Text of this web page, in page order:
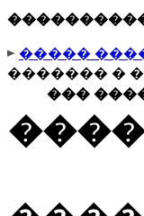
�����
������� �
���